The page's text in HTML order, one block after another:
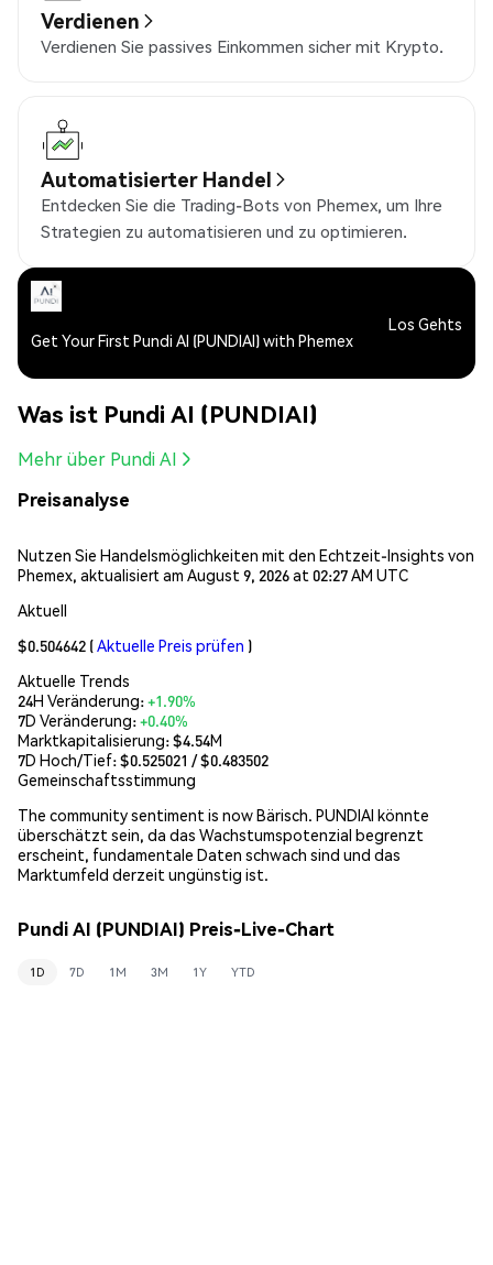
Verdienen
Verdienen Sie passives Einkommen sicher mit Krypto.
Automatisierter Handel
Entdecken Sie die Trading-Bots von Phemex, um Ihre
Strategien zu automatisieren und zu optimieren.
Get Your First Pundi AI (PUNDIAI) with Phemex
Los Gehts
Was ist Pundi AI (PUNDIAI)
Mehr über Pundi AI
Preisanalyse
Nutzen Sie Handelsmöglichkeiten mit den Echtzeit-Insights von
Phemex, aktualisiert am August 9, 2026 at 02:27 AM UTC
Aktuell
$0.504642 (Aktuelle Preis prüfen )
Aktuelle Trends
24H Veränderung:+1.90%
7D Veränderung:+0.40%
Marktkapitalisierung:$4.54M
7D Hoch/Tief: $0.525021 / $0.483502
Gemeinschaftsstimmung
The community sentiment is now Bärisch. PUNDIAI könnte
überschätzt sein, da das Wachstumspotenzial begrenzt
erscheint, fundamentale Daten schwach sind und das
Marktumfeld derzeit ungünstig ist.
Pundi AI (PUNDIAI) Preis-Live-Chart
1D 7D 1M 3M 1Y YTD